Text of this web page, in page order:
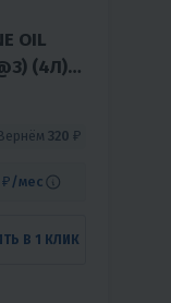
OIL
(4Л)
320 ₽
₽/мес
В 1 КЛИК